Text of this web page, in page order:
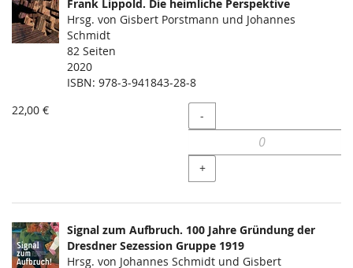
Frank Lippold. Die heimliche Perspektive
Hrsg. von Gisbert Porstmann und Johannes
Schmidt
82 Seiten
2020
ISBN: 978-3-941843-28-8
22,00 €
Menge
-
+
Signal zum Aufbruch. 100 Jahre Gründung der
Dresdner Sezession Gruppe 1919
Hrsg. von Johannes Schmidt und Gisbert